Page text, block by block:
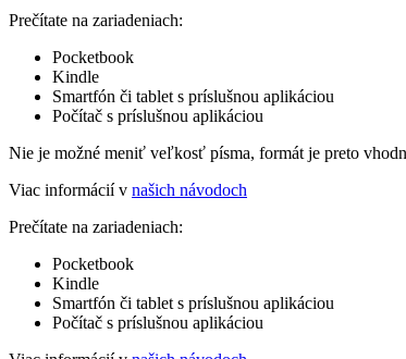
Prečítate na zariadeniach:
Pocketbook
Kindle
Smartfón či tablet s príslušnou aplikáciou
Počítač s príslušnou aplikáciou
Nie je možné meniť veľkosť písma, formát je preto
Viac informácií v našich návodoch
Prečítate na zariadeniach:
Pocketbook
Kindle
Smartfón či tablet s príslušnou aplikáciou
Počítač s príslušnou aplikáciou